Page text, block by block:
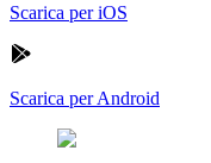
Scarica per iOS
Scarica per Android